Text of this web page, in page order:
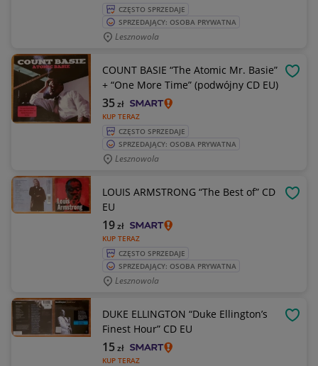
CZĘSTO SPRZEDAJE
SPRZEDAJĄCY: OSOBA PRYWATNA
Lesznowola
COUNT BASIE “The Atomic Mr. Basie”
+ “One More Time” (podwójny CD EU)
KUP TERAZ
35zł
CZĘSTO SPRZEDAJE
SPRZEDAJĄCY: OSOBA PRYWATNA
Lesznowola
LOUIS ARMSTRONG “The Best of” CD
EU
KUP TERAZ
19zł
CZĘSTO SPRZEDAJE
SPRZEDAJĄCY: OSOBA PRYWATNA
Lesznowola
DUKE ELLINGTON “Duke Ellington’s
Finest Hour” CD EU
KUP TERAZ
15zł